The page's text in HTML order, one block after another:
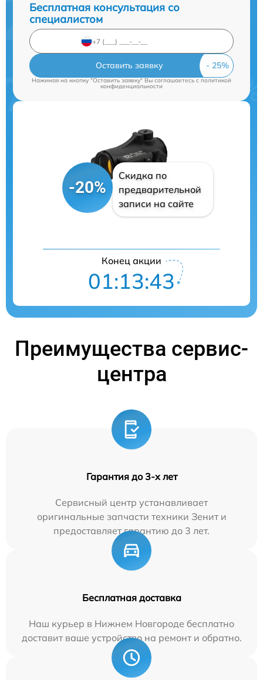
Бесплатная консультация со
специалистом
Оставить заявку
Нажимая на кнопку "Оставить заявку" Вы соглашаетесь cполитикой
конфиденциальности
-20%
Скидка по
предварительной
записи на сайте
Конец акции
01:13:42
Преимущества сервис-
центра
Гарантия до 3-х лет
Сервисный центр устанавливает
оригинальные запчасти техники Зенит и
предоставляет гарантию до 3 лет.
Бесплатная доставка
Наш курьер в Нижнем Новгороде бесплатно
доставит ваше устройство на ремонт и обратно.